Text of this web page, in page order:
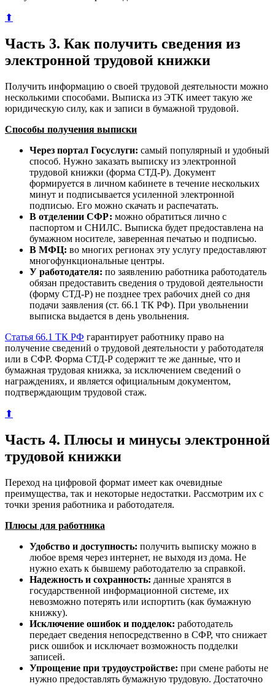
⬆
Часть 3. Как получить сведения из
электронной трудовой книжки
Получить информацию о своей трудовой деятельности можно
несколькими способами. Выписка из ЭТК имеет такую же
юридическую силу, как и записи в бумажной трудовой.
Способы получения выписки
Через портал Госуслуги: самый популярный и удобный
способ. Нужно заказать выписку из электронной
трудовой книжки (форма СТД-Р). Документ
формируется в личном кабинете в течение нескольких
минут и подписывается усиленной электронной
подписью. Его можно скачать и распечатать.
В отделении СФР: можно обратиться лично с
паспортом и СНИЛС. Выписка будет предоставлена на
бумажном носителе, заверенная печатью и подписью.
В МФЦ: во многих регионах эту услугу предоставляют
многофункциональные центры.
У работодателя: по заявлению работника работодатель
обязан предоставить сведения о трудовой деятельности
(форму СТД-Р) не позднее трех рабочих дней со дня
подачи заявления (ст. 66.1 ТК РФ). При увольнении
выписка выдается в день увольнения.
Статья 66.1 ТК РФ гарантирует работнику право на
получение сведений о трудовой деятельности у работодателя
или в СФР. Форма СТД-Р содержит те же данные, что и
бумажная трудовая книжка, за исключением сведений о
награждениях, и является официальным документом,
подтверждающим трудовой стаж.
⬆
Часть 4. Плюсы и минусы электронной
трудовой книжки
Переход на цифровой формат имеет как очевидные
преимущества, так и некоторые недостатки. Рассмотрим их с
точки зрения работника и работодателя.
Плюсы для работника
Удобство и доступность: получить выписку можно в
любое время через интернет, не выходя из дома. Не
нужно ехать к бывшему работодателю за справкой.
Надежность и сохранность: данные хранятся в
государственной информационной системе, их
невозможно потерять или испортить (как бумажную
книжку).
Исключение ошибок и подделок: работодатель
передает сведения непосредственно в СФР, что снижает
риск ошибок и исключает возможность подделки
записей.
Упрощение при трудоустройстве: при смене работы не
нужно предоставлять бумажную трудовую. Достаточно